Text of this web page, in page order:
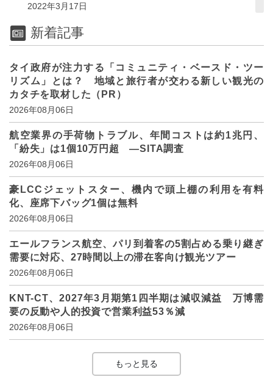
2022年3月17日
新着記事
タイ政府が注力する「コミュニティ・ベースド・ツー
リズム」とは？ 地域と旅行者が交わる新しい観光の
カタチを取材した（PR）
2026年08月06日
航空業界の手荷物トラブル、年間コストは約1兆円、
「紛失」は1個10万円超 ―SITA調査
2026年08月06日
豪LCCジェットスター、機内で頭上棚の利用を有料
化、座席下バッグ1個は無料
2026年08月06日
エールフランス航空、パリ到着客の5割占める乗り継ぎ
需要に対応、27時間以上の滞在客向け観光ツアー
2026年08月06日
KNT-CT、2027年3月期第1四半期は減収減益 万博需
要の反動や人的投資で営業利益53％減
2026年08月06日
もっと見る